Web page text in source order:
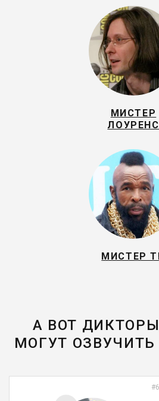
МИСТЕР
ЛОУРЕНС
МИСТЕР
А ВОТ
МОГУТ